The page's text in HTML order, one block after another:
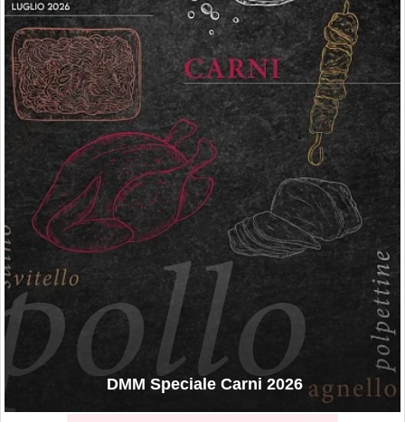
DMM Speciale Carni 2026